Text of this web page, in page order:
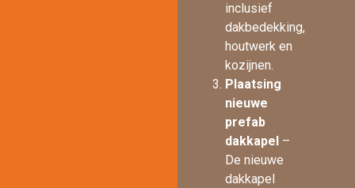
inclusief
dakbedekking,
houtwerk en
kozijnen.
Plaatsing
nieuwe
prefab
dakkapel –
De nieuwe
dakkapel